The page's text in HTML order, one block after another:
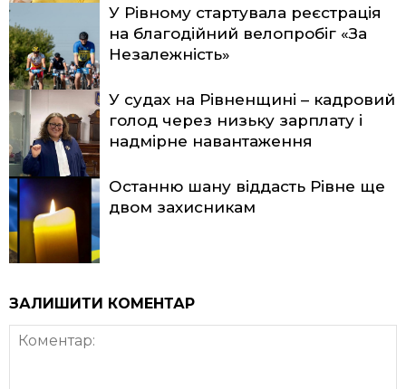
У Рівному стартувала реєстрація
на благодійний велопробіг «За
Незалежність»
У судах на Рівненщині – кадровий
голод через низьку зарплату і
надмірне навантаження
Останню шану віддасть Рівне ще
двом захисникам
ЗАЛИШИТИ КОМЕНТАР